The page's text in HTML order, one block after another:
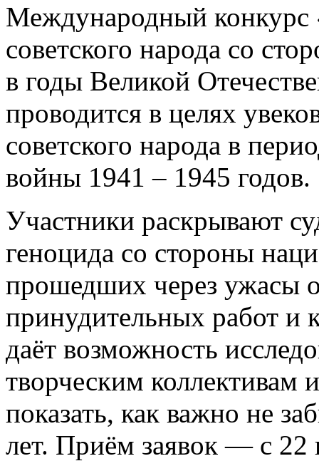
Международный
советского народа со
в годы Великой
проводится в целях
советского народа в
войны 1941 – 1945 годов.
Участники раскрывают
геноцида со стороны
прошедших через ужасы
принудительных работ и
даёт возможность
творческим
показать, как важно не
лет. Приём заявок — с 22